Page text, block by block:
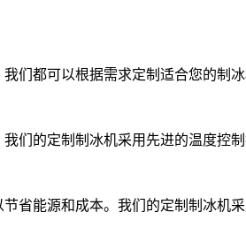
们都可以根据需求定制适合您的制
们的定制制冰机采用先进的温度控
省能源和成本。我们的定制制冰机